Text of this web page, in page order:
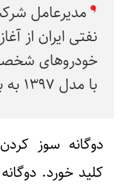
مدیرعامل
نفتی ایران از
خودروهای
با مدل ۱۳۹۷ به بالا خبر داد.
دوگانه‌ سوز
کلید خورد.